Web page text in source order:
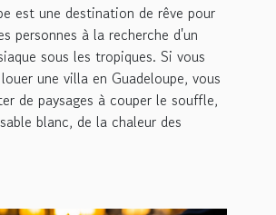
est une destination de rêve pour
personnes à la recherche d'un
sous les tropiques. Si vous
une villa en Guadeloupe, vous
de paysages à couper le souffle,
blanc, de la chaleur des